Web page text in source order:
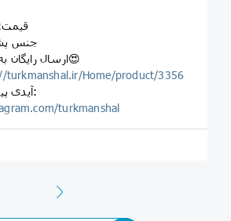
قیمت: 2,550,000
جنس
🚚ارسال رایگان به همه جای ایران😍
turkmanshal.ir/Home/product/3356
آیدی پیج ما در اینستاگرام:
turkmanshal
Next